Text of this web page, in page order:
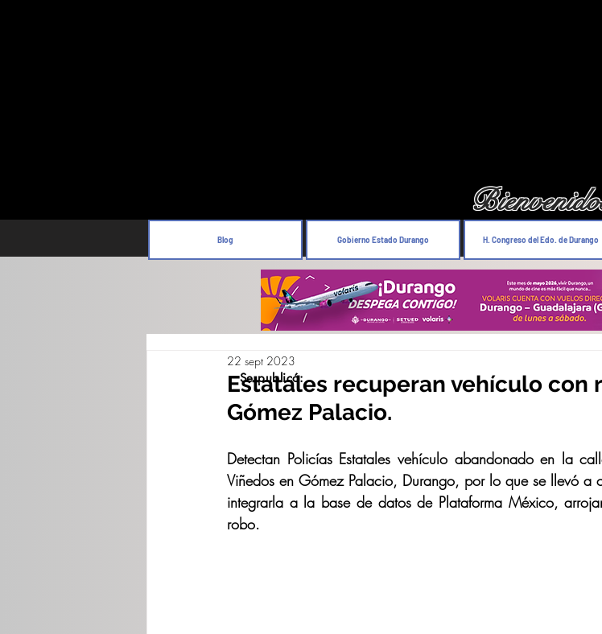
Blog Gobierno Estado Durango H. Congreso del Edo. de Durango
Estatales recuperan vehículo con
Gómez Palacio.
22 sept 2023
Detectan Policías Estatales vehículo abandonado en la
Viñedos en Gómez Palacio, Durango, por lo que se llevó a
integrarla a la base de datos de Plataforma México,
robo.
Se publicó: